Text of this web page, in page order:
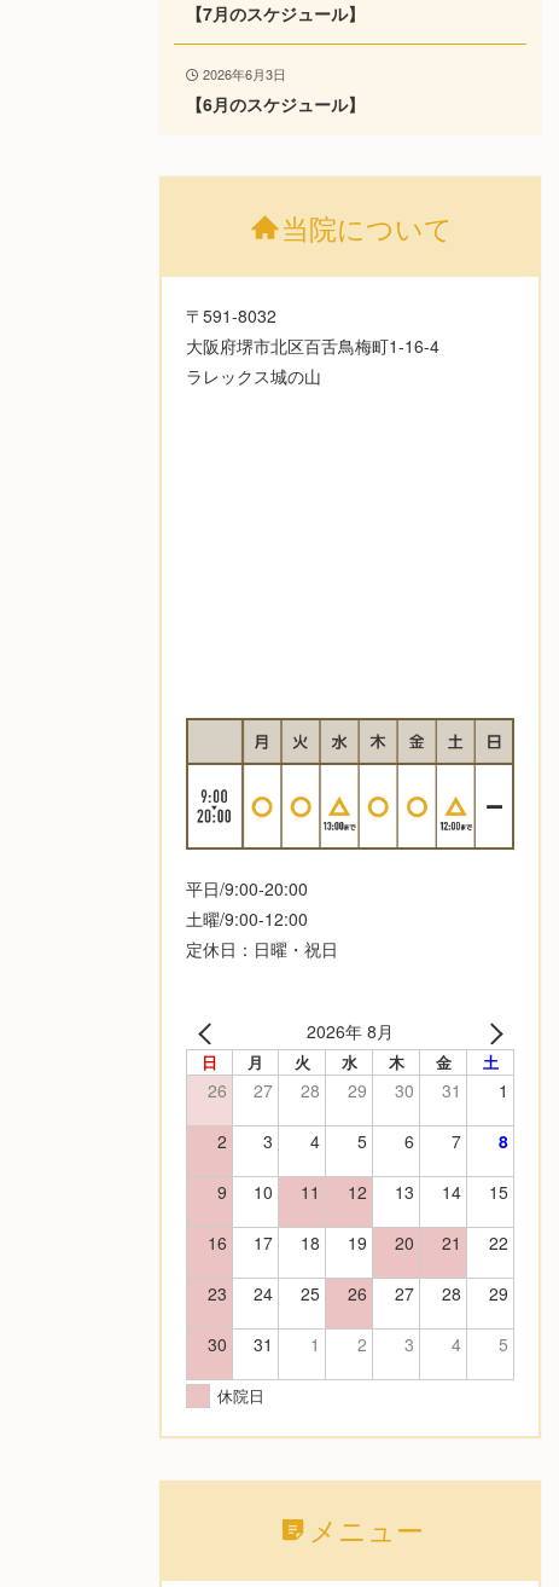
【7月のスケジュール】
2026年6月3日
【6月のスケジュール】
当院について
〒591-8032
大阪府堺市北区百舌鳥梅町1-16-4
ラレックス城の山
平日/9:00-20:00
土曜/9:00-12:00
定休日：日曜・祝日
2026年 8月
日 月 火 水 木 金 土
26 27 28 29 30 31 1
2 3 4 5 6 7 8
9 10 11 12 13 14 15
16 17 18 19 20 21 22
23 24 25 26 27 28 29
30 31 1 2 3 4 5
休院日
メニュー